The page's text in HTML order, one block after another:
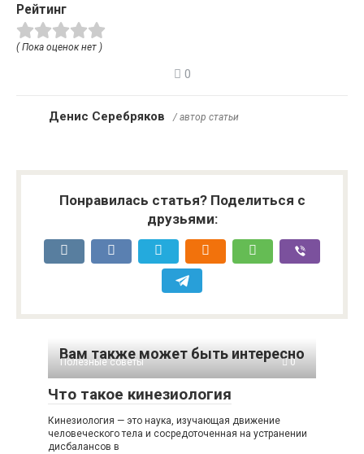
Рейтинг
( Пока оценок нет )
0
Денис Серебряков / автор статьи
Понравилась статья? Поделиться с
друзьями:
Вам также может быть интересно
Полезные советы 0
Что такое кинезиология
Кинезиология — это наука, изучающая движение
человеческого тела и сосредоточенная на устранении
дисбалансов в